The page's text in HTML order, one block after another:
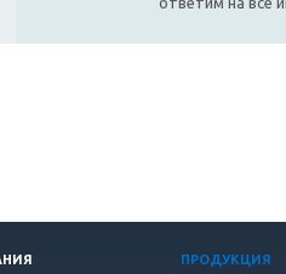
ПРОДУКЦИЯ